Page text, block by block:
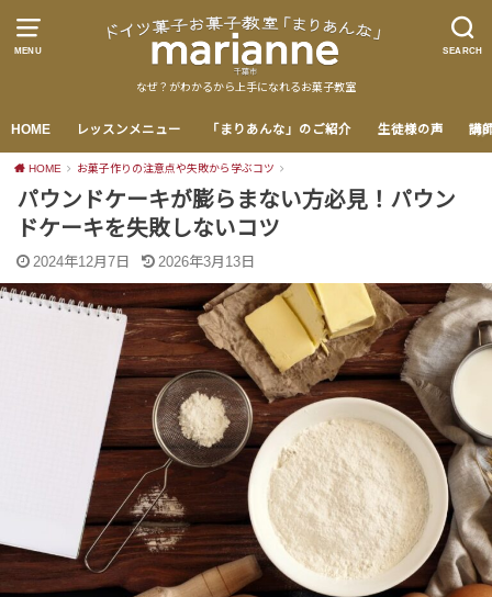
MENU SEARCH
なぜ？がわかるから上手になれるお菓子教室
HOME レッスンメニュー 「まりあんな」のご紹介 生徒様の声 講
HOME お菓子作りの注意点や失敗から学ぶコツ
パウンドケーキが膨らまない方必見！パウン
ドケーキを失敗しないコツ
2024年12月7日 2026年3月13日